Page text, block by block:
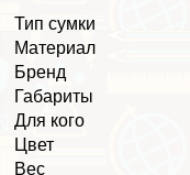
Тип сумки
Материал
Бренд
Габариты
Для кого
Цвет
Вес